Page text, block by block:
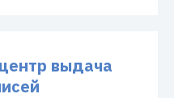
выдача